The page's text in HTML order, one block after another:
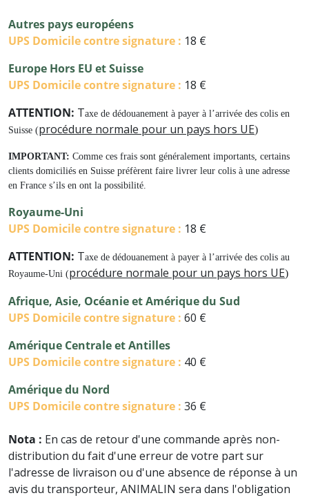
Autres pays européens
UPS Domicile contre signature : 18 €
Europe Hors EU et Suisse
UPS Domicile contre signature : 18 €
ATTENTION: Taxe de dédouanement à payer à l’arrivée des colis en
Suisse (procédure normale pour un pays hors UE)
IMPORTANT: Comme ces frais sont généralement importants, certains
clients domiciliés en Suisse préfèrent faire livrer leur colis à une adresse
en France s’ils en ont la possibilité.
Royaume-Uni
UPS Domicile contre signature : 18 €
ATTENTION: Taxe de dédouanement à payer à l’arrivée des colis au
Royaume-Uni (procédure normale pour un pays hors UE)
Afrique, Asie, Océanie et Amérique du Sud
UPS Domicile contre signature : 60 €
Amérique Centrale et Antilles
UPS Domicile contre signature : 40 €
Amérique du Nord
UPS Domicile contre signature : 36 €
Nota : En cas de retour d'une commande après non-
distribution du fait d'une erreur de votre part sur
l'adresse de livraison ou d'une absence de réponse à un
avis du transporteur, ANIMALIN sera dans l'obligation